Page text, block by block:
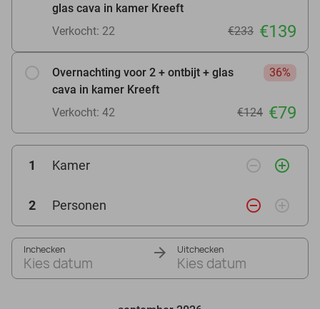
glas cava in kamer Kreeft
Verkocht: 22 €233 €139
Overnachting voor 2 + ontbijt + glas
cava in kamer Kreeft
36%
Verkocht: 42 €124 €79
1 Kamer remove_circle_outline add_circle_outline
2 Personen remove_circle_outline add_circle_outline
Inchecken
Kies datum
Uitchecken
Kies datum